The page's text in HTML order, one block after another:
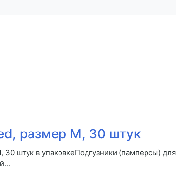
размер М, 30 штук
штук в упаковкеПодгузники (памперсы) для